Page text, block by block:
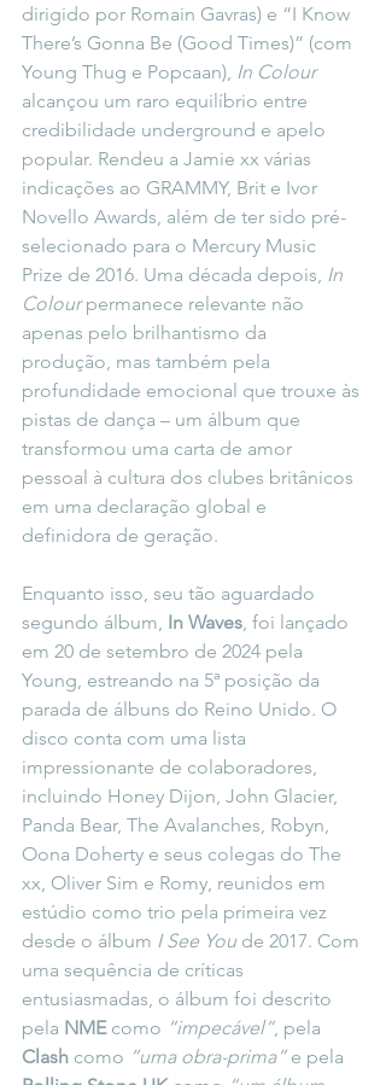
dirigido por Romain Gavras) e “I Know
There’s Gonna Be (Good Times)” (com
Young Thug e Popcaan), In Colour
alcançou um raro equilíbrio entre
credibilidade underground e apelo
popular. Rendeu a Jamie xx várias
indicações ao GRAMMY, Brit e Ivor
Novello Awards, além de ter sido pré-
selecionado para o Mercury Music
Prize de 2016. Uma década depois, In
Colour permanece relevante não
apenas pelo brilhantismo da
produção, mas também pela
profundidade emocional que trouxe às
pistas de dança – um álbum que
transformou uma carta de amor
pessoal à cultura dos clubes britânicos
em uma declaração global e
definidora de geração.
Enquanto isso, seu tão aguardado
segundo álbum, In Waves, foi lançado
em 20 de setembro de 2024 pela
Young, estreando na 5ª posição da
parada de álbuns do Reino Unido. O
disco conta com uma lista
impressionante de colaboradores,
incluindo Honey Dijon, John Glacier,
Panda Bear, The Avalanches, Robyn,
Oona Doherty e seus colegas do The
xx, Oliver Sim e Romy, reunidos em
estúdio como trio pela primeira vez
desde o álbum I See You de 2017. Com
uma sequência de críticas
entusiasmadas, o álbum foi descrito
pela NME como “impecável”, pela
Clash como “uma obra-prima” e pela